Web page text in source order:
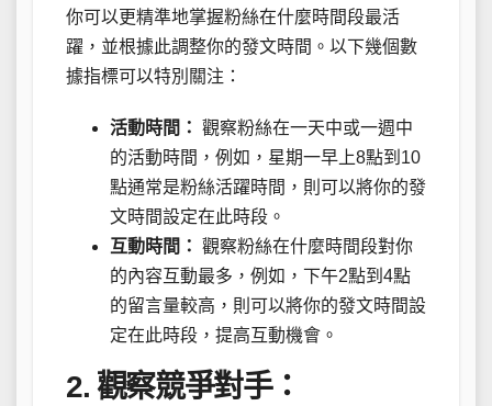
你可以更精準地掌握粉絲在什麼時間段最活
躍，並根據此調整你的發文時間。以下幾個數
據指標可以特別關注：
活動時間： 觀察粉絲在一天中或一週中
的活動時間，例如，星期一早上8點到10
點通常是粉絲活躍時間，則可以將你的發
文時間設定在此時段。
互動時間： 觀察粉絲在什麼時間段對你
的內容互動最多，例如，下午2點到4點
的留言量較高，則可以將你的發文時間設
定在此時段，提高互動機會。
2. 觀察競爭對手：